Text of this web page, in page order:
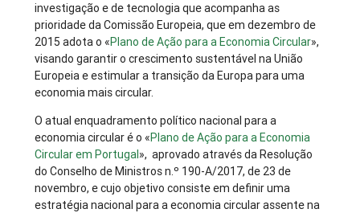
investigação e de tecnologia que acompanha as
prioridade da Comissão Europeia, que em dezembro de
2015 adota o «Plano de Ação para a Economia Circular»,
visando garantir o crescimento sustentável na União
Europeia e estimular a transição da Europa para uma
economia mais circular.
O atual enquadramento político nacional para a
economia circular é o «Plano de Ação para a Economia
Circular em Portugal », aprovado através da Resolução
do Conselho de Ministros n.º 190-A/2017, de 23 de
novembro, e cujo objetivo consiste em definir uma
estratégia nacional para a economia circular assente na